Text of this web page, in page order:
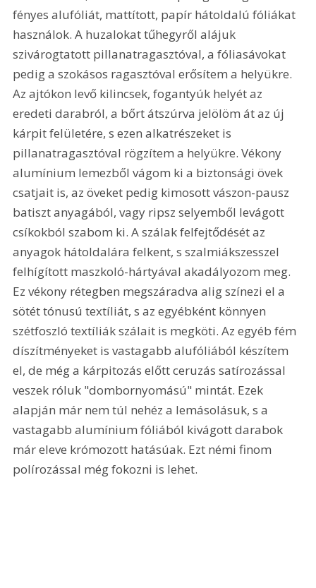
fényes alufóliát, mattított, papír hátoldalú fóliákat
használok. A huzalokat tűhegyről alájuk
szivárogtatott pillanatragasztóval, a fóliasávokat
pedig a szokásos ragasztóval erősítem a helyükre.
Az ajtókon levő kilincsek, fogantyúk helyét az
eredeti darabról, a bőrt átszúrva jelölöm át az új
kárpit felületére, s ezen alkatrészeket is
pillanatragasztóval rögzítem a helyükre. Vékony
alumínium lemezből vágom ki a biztonsági övek
csatjait is, az öveket pedig kimosott vászon-pausz
batiszt anyagából, vagy ripsz selyemből levágott
csíkokból szabom ki. A szálak felfejtődését az
anyagok hátoldalára felkent, s szalmiákszesszel
felhígított maszkoló-hártyával akadályozom meg.
Ez vékony rétegben megszáradva alig színezi el a
sötét tónusú textíliát, s az egyébként könnyen
szétfoszló textíliák szálait is megköti. Az egyéb fém
díszítményeket is vastagabb alufóliából készítem
el, de még a kárpitozás előtt ceruzás satírozással
veszek róluk "dombornyomású" mintát. Ezek
alapján már nem túl nehéz a lemásolásuk, s a
vastagabb alumínium fóliából kivágott darabok
már eleve krómozott hatásúak. Ezt némi finom
polírozással még fokozni is lehet.